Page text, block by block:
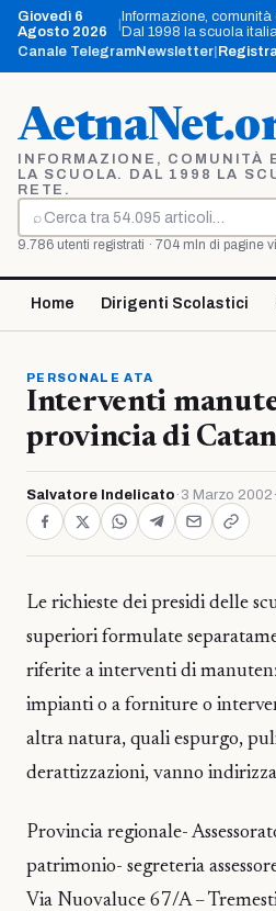
Vai
contenuto
Giovedì 6
Agosto 2026
Informazione,
Dal 1998 la scuola
Canale TelegramNewsletter
INFORMAZIONE, COMUNITÀ
LA SCUOLA. DAL 1998 LA
RETE.
⌕
Cerca
9.786 utenti registrati · 704 mln di pagine
Home Dirigenti Scolastici
PERSONALE ATA
Interventi
provincia di
Salvatore Indelicato · 3 Marzo 2002 ·
Le richieste dei presidi delle
superiori formulate
riferite a interventi di
impianti o a forniture o
altra natura, quali espurgo,
derattizzazioni, vanno
Provincia regionale-
patrimonio- segreteria
Via Nuovaluce 67/A –